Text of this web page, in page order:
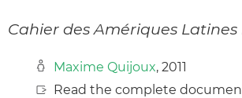
Cahier des Amériques Latines
Maxime Quijoux, 2011
Read the complete